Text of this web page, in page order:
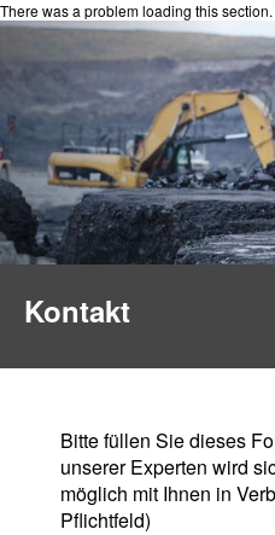
There was a problem loading this section.
Kontakt
Bitte füllen Sie dieses
unserer Experten wird
möglich mit Ihnen in
Pflichtfeld)